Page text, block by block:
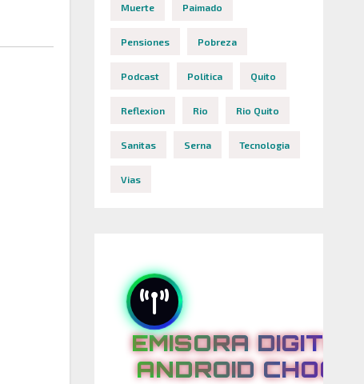
Muerte Paimado
Pensiones Pobreza
Podcast Politica Quito
Reflexion Rio Rio Quito
Sanitas Serna Tecnologia
Vias
EMISORA DIGITAL
ANDROID CHOCO